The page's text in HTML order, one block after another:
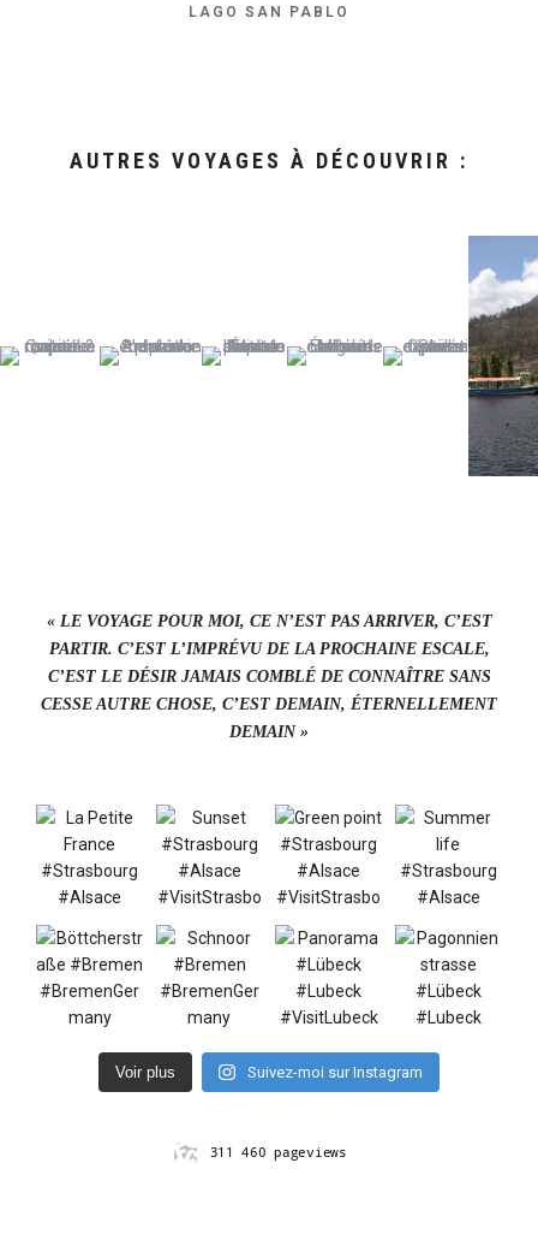
LAGO SAN PABLO
AUTRES VOYAGES À DÉCOUVRIR :
« LE VOYAGE POUR MOI, CE N’EST PAS ARRIVER, C’EST
PARTIR. C’EST L’IMPRÉVU DE LA PROCHAINE ESCALE,
C’EST LE DÉSIR JAMAIS COMBLÉ DE CONNAÎTRE SANS
CESSE AUTRE CHOSE, C’EST DEMAIN, ÉTERNELLEMENT
DEMAIN »
Voir plus Suivez-moi sur Instagram